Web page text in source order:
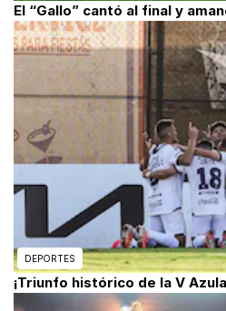
El “Gallo” cantó al final y
DEPORTES
¡Triunfo histórico de la V